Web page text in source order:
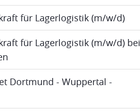
für Lagerlogistik (m/w/d)
für Lagerlogistik (m/w/d) bei
Dortmund - Wuppertal -